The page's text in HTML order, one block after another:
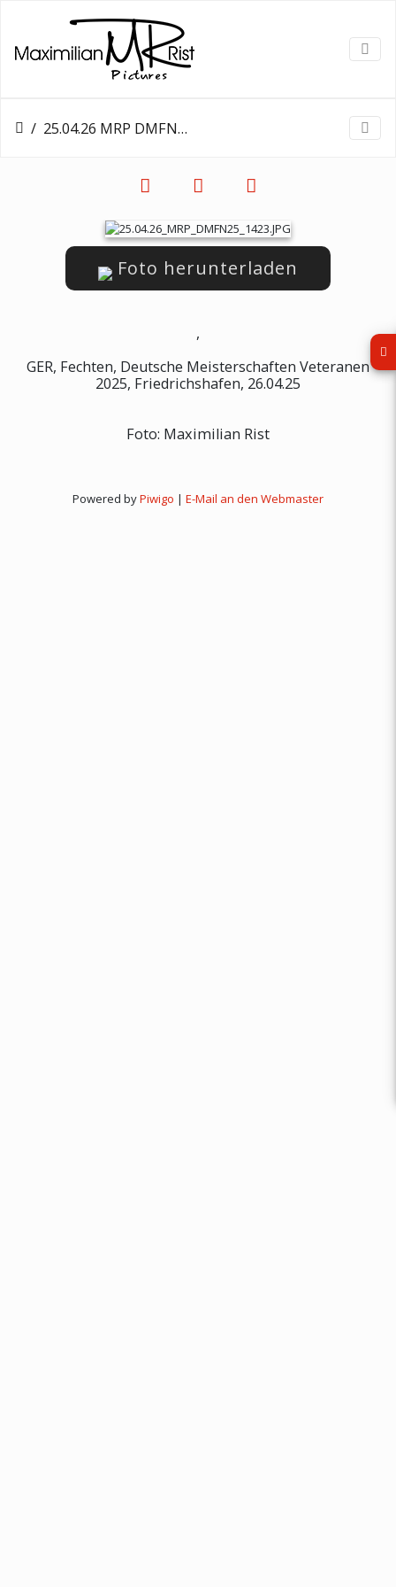
25.04.26 MRP DMFN25 1423
Foto herunterladen
,
GER, Fechten, Deutsche Meisterschaften Veteranen
2025, Friedrichshafen, 26.04.25
Foto: Maximilian Rist
Powered byPiwigo | E-Mail an den Webmaster